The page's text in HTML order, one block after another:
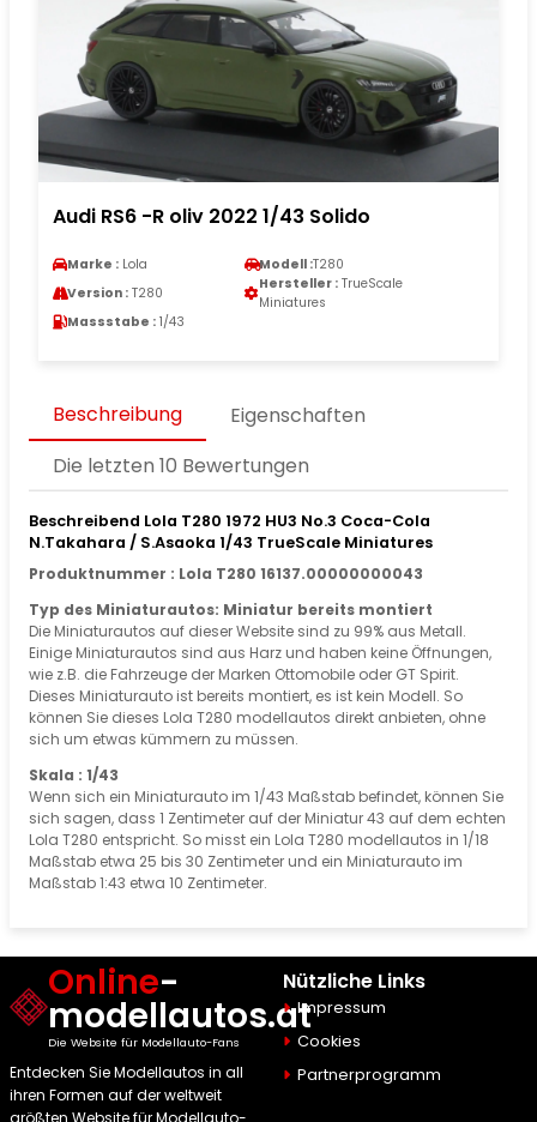
Audi RS6 -R oliv 2022 1/43 Solido
Marke : Lola Modell :T280
Version : T280
Hersteller : TrueScale
Miniatures
Massstabe : 1/43
Beschreibung
Eigenschaften
Die letzten 10 Bewertungen
Beschreibend Lola T280 1972 HU3 No.3 Coca-Cola
N.Takahara / S.Asaoka 1/43 TrueScale Miniatures
Produktnummer : Lola T280 16137.00000000043
Typ des Miniaturautos: Miniatur bereits montiert
Die Miniaturautos auf dieser Website sind zu 99% aus Metall.
Einige Miniaturautos sind aus Harz und haben keine Öffnungen,
wie z.B. die Fahrzeuge der Marken Ottomobile oder GT Spirit.
Dieses Miniaturauto ist bereits montiert, es ist kein Modell. So
können Sie dieses Lola T280 modellautos direkt anbieten, ohne
sich um etwas kümmern zu müssen.
Skala : 1/43
Wenn sich ein Miniaturauto im 1/43 Maßstab befindet, können Sie
sich sagen, dass 1 Zentimeter auf der Miniatur 43 auf dem echten
Lola T280 entspricht. So misst ein Lola T280 modellautos in 1/18
Maßstab etwa 25 bis 30 Zentimeter und ein Miniaturauto im
Maßstab 1:43 etwa 10 Zentimeter.
Online-
modellautos.at
Die Website für Modellauto-Fans
Entdecken Sie Modellautos in all
ihren Formen auf der weltweit
Nützliche Links
Impressum
Cookies
Partnerprogramm